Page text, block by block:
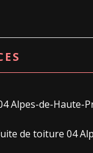
Alpes-de-Haute-
de toiture 04